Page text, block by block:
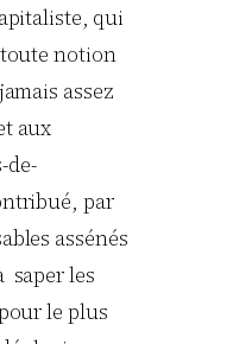
qui
notion
assez
aux
de-
par
assénés
saper les
le plus